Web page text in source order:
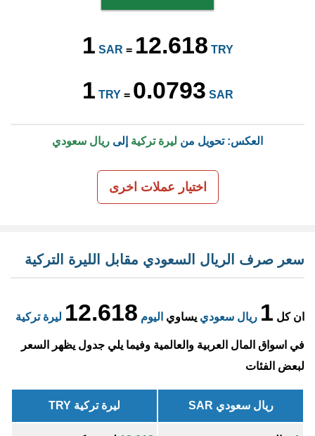
1 SAR = 12.618 TRY
1 TRY= 0.0793 SAR
العكس: تحويل من ليرة تركية إلى ريال سعودي
اختيار عملات اخرى
سعر صرف الريال السعودي مقابل الليرة التركية
ان كل 1 ريال سعودي يساوي اليوم 12.618 ليرة تركية
في اسواق المال العربية والعالمية وفيما يلي جدول يظهر السعر
لبعض الفئات
ريال سعودي SAR ليرة تركية TRY